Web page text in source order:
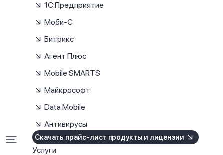
1С:Предприятие
Моби-С
Битрикс
Агент Плюс
Mobile SMARTS
Майкрософт
Data Mobile
Антивирусы
Скачать прайс-лист продукты и лицензии
Услуги